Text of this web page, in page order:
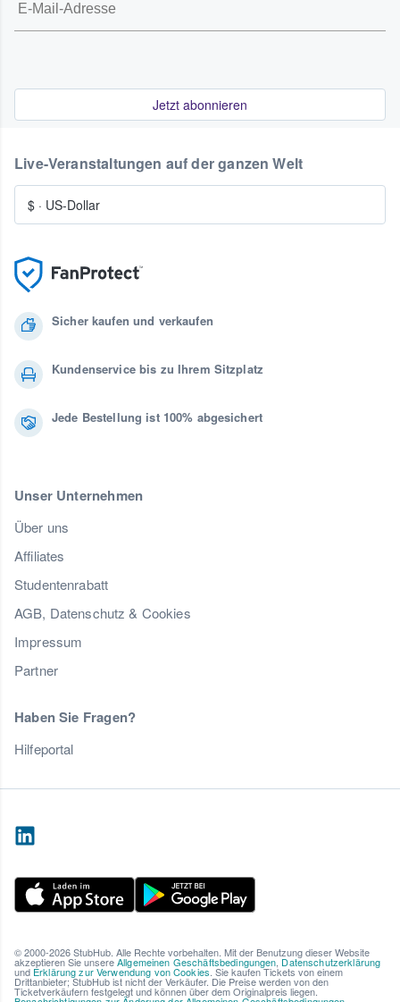
Jetzt abonnieren
Sicher kaufen und verkaufen
Kundenservice bis zu Ihrem Sitzplatz
Jede Bestellung ist 100% abgesichert
Unser Unternehmen
Über uns
Affiliates
Studentenrabatt
AGB, Datenschutz & Cookies
Impressum
Partner
Haben Sie Fragen?
Hilfeportal
Live-Veranstaltungen auf der ganzen Welt
$ · US-Dollar
© 2000-2026 StubHub. Alle Rechte vorbehalten. Mit der Benutzung dieser Website
akzeptieren Sie unsereAllgemeinen Geschäftsbedingungen Datenschutzerklärung
und Erklärung zur Verwendung von Cookies . Sie kaufen Tickets von einem
Drittanbieter; StubHub ist nicht der Verkäufer. Die Preise werden von den
Ticketverkäufern festgelegt und können über dem Originalpreis liegen.